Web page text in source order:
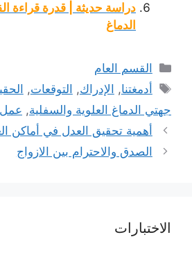
دراسة حديثة | قدرة قراءة
الدماغ
التصنيفات
القسم العام
الوسوم
أدمغتنا, الإدراك, التوقعات,
جهتي الدماغ العلوية والسفلية, عمل
أهمية تحقيق العدل في أماكن
الصدق والاحترام بين الازواج
الاختبارات